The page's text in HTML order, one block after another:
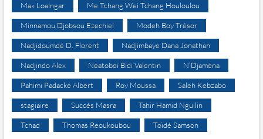
Max Loalngar Me Tchang Wei Tchang Houloulou
Minnamou Djobsou Ezechiel Modeh Boy Trésor
Nadjidoumdé D. Florent Nadjimbaye Dana Jonathan
Nadjindo Alex Néatobeï Bidi Valentin N’Djaména
Pahimi Padacké Albert Roy Moussa Saleh Kebzabo
stagiaire Succès Masra Tahir Hamid Nguilin
Tchad Thomas Reoukoubou Toïdé Samson